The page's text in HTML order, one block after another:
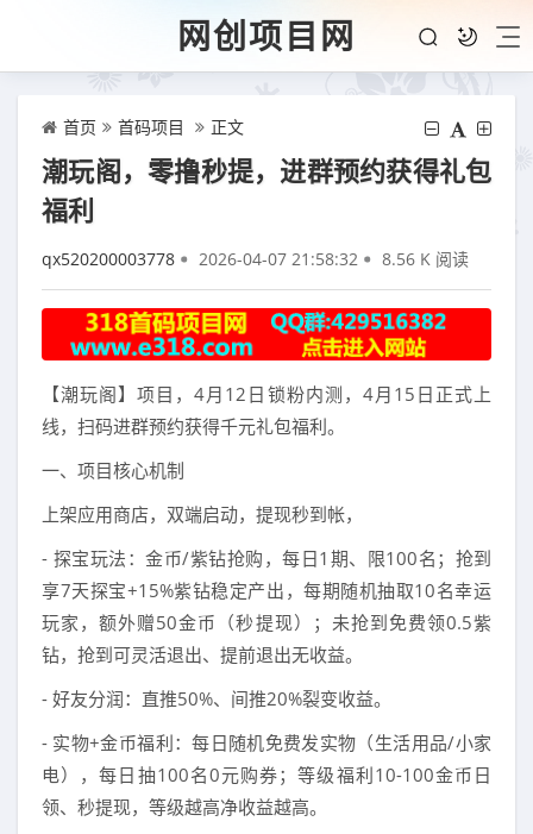
网创项目网
首页 首码项目 正文
潮玩阁，零撸秒提，进群预约获得礼包
福利
qx520200003778 2026-04-07 21:58:32 8.56 K 阅读
【潮玩阁】项目，4月12日锁粉内测，4月15日正式上
线，扫码进群预约获得千元礼包福利。
一、项目核心机制
上架应用商店，双端启动，提现秒到帐，
- 探宝玩法：金币/紫钻抢购，每日1期、限100名；抢到
享7天探宝+15%紫钻稳定产出，每期随机抽取10名幸运
玩家，额外赠50金币（秒提现）；未抢到免费领0.5紫
钻，抢到可灵活退出、提前退出无收益。
- 好友分润：直推50%、间推20%裂变收益。
- 实物+金币福利：每日随机免费发实物（生活用品/小家
电），每日抽100名0元购券；等级福利10-100金币日
领、秒提现，等级越高净收益越高。